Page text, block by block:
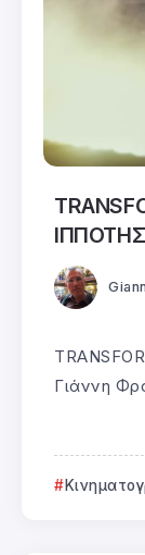
ΙΠΠΟΤΗΣ
Γιάννη